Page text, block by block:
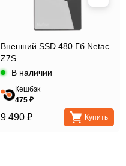
Внешний SSD 480 Гб Netac
Z7S
В наличии
Кешбэк
475 ₽
9 490 ₽ Купить